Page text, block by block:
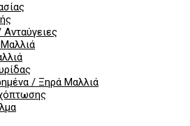
Ανταύγειες
Μαλλιά
/ Ξηρά Μαλλιά